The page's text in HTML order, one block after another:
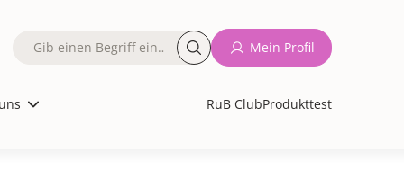
RuB ClubProdukttest
Fulltext
Mein Profil